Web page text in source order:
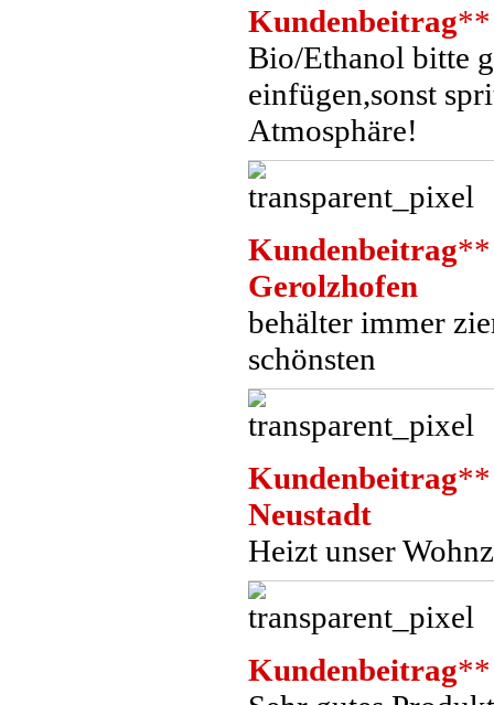
Kundenbeitrag**
Bio/Ethanol bitte
einfügen,sonst
Atmosphäre!
Kundenbeitrag**
Gerolzhofen
behälter immer
schönsten
Kundenbeitrag**
Neustadt
Heizt unser
Kundenbeitrag**